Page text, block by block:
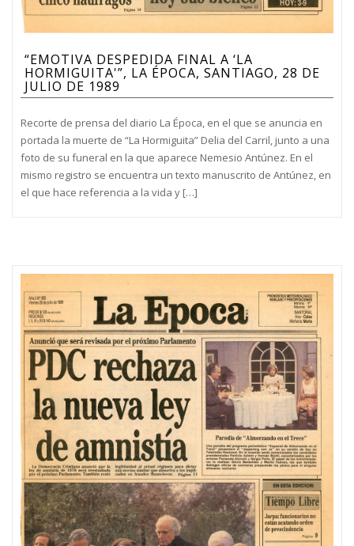
“EMOTIVA DESPEDIDA FINAL A ‘LA
HORMIGUITA'”, LA ÉPOCA, SANTIAGO, 28 DE
JULIO DE 1989
Recorte de prensa del diario La Época, en el que se anuncia en
portada la muerte de “La Hormiguita” Delia del Carril, junto a una
foto de su funeral en la que aparece Nemesio Antúnez. En el
mismo registro se encuentra un texto manuscrito de Antúnez, en
el que hace referencia a la vida y […]